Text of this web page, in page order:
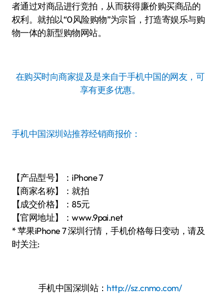
者通过对商品进行竞拍，从而获得廉价购买商品的
权利。就拍以“0风险购物”为宗旨，打造寄娱乐与购
物一体的新型购物网站。
在购买时向商家提及是来自于手机中国的网友，可
享有更多优惠。
手机中国深圳站推荐经销商报价：
【产品型号】：iPhone 7
【商家名称】：就拍
【成交价格】：85元
【官网地址】：www.9pai.net
* 苹果iPhone 7 深圳行情，手机价格每日变动，请及
时关注:
手机中国深圳站： http://sz.cnmo.com/